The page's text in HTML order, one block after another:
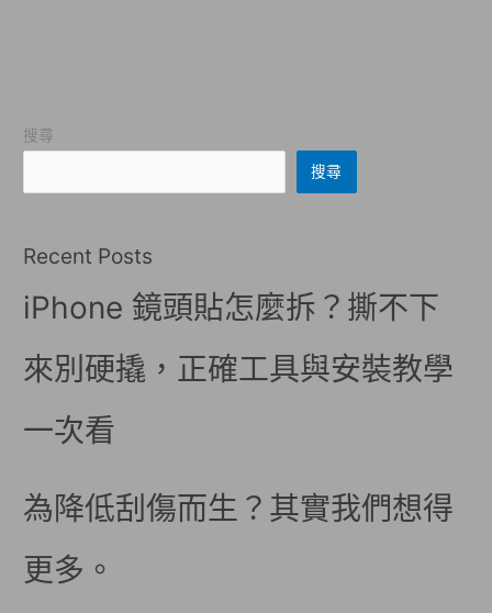
搜尋
搜尋
Recent Posts
iPhone 鏡頭貼怎麼拆？撕不下
來別硬撬，正確工具與安裝教學
一次看
為降低刮傷而生？其實我們想得
更多。